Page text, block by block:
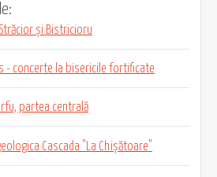
și Bistricioru
- concerte la bisericile fortificate
partea centrală
Cascada "La Chișătoare"